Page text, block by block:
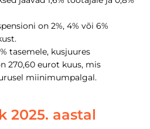
on 2%, 4% või 6%
tasemele, kusjuures
270,60 eurot kuus, mis
miinimumpalgal.
2025. aastal